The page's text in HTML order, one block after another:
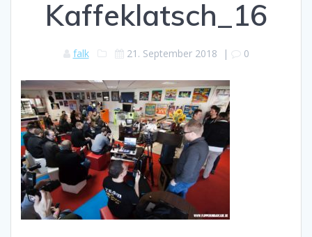
Kaffeklatsch_16
falk 21. September 2018 | 0